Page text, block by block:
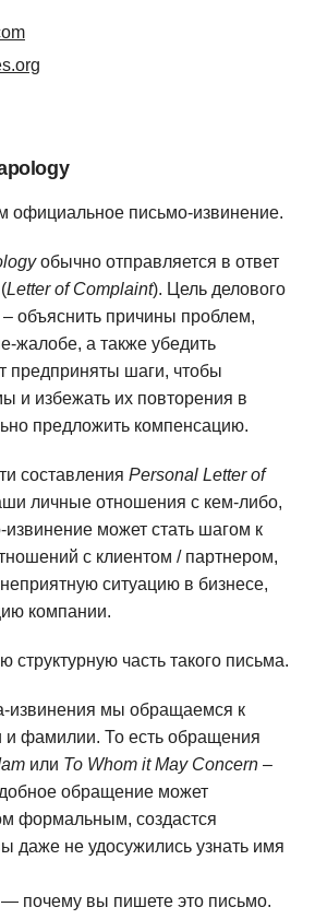
официальное письмо-извинение.
обычно отправляется в ответ
Letter of Complaint). Цель делового
объяснить причины проблем,
жалобе, а также убедить
предприняты шаги, чтобы
и избежать их повторения в
предложить компенсацию.
составления Personal Letter of
личные отношения с кем-либо,
может стать шагом к
с клиентом / партнером,
ситуацию в бизнесе,
компании.
структурную часть такого письма.
извинения мы обращаемся к
и фамилии. То есть обращения
или To Whom it May Concern –
обращение может
формальным, создастся
даже не удосужились узнать имя
— почему вы пишете это письмо.